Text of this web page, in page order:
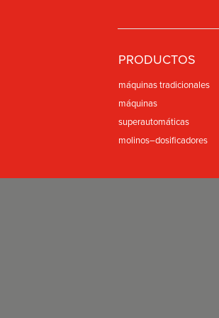
PRODUCTOS
máquinas tradicionales
máquinas
superautomáticas
molinos–dosificadores